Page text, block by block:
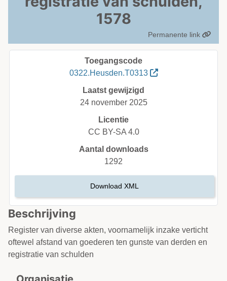
1578
Permanente link
Beschrijving
Register van diverse akten, voornamelijk inzake verticht
oftewel afstand van goederen ten gunste van derden en
registratie van schulden
Toegangscode
0322.Heusden.T0313
Laatst gewijzigd
24 november 2025
Licentie
CC BY-SA 4.0
Aantal downloads
1292
Download XML